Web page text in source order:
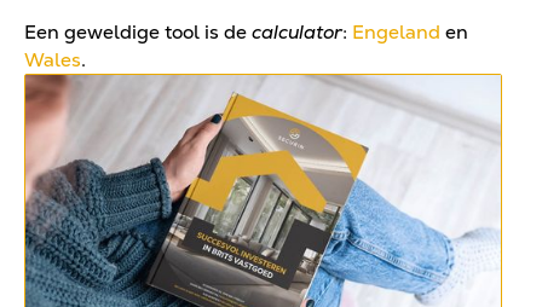
Een geweldige tool is decalculator: Engeland en
Wales.